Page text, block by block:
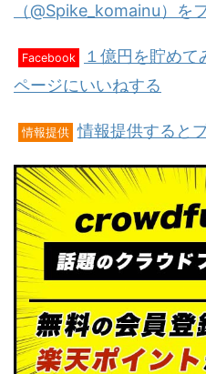
（@Spike_komainu）を
Facebook
１億円を貯め
ページにいいねする
情報提供 情報提供すると